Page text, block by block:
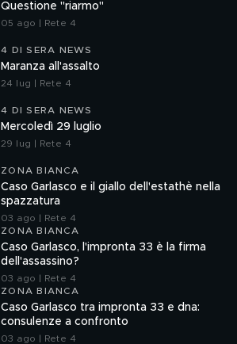
Questione "riarmo"
05 ago | Rete 4
4 DI SERA NEWS
Maranza all'assalto
24 lug | Rete 4
4 DI SERA NEWS
Mercoledì 29 luglio
29 lug | Rete 4
ZONA BIANCA
Caso Garlasco e il giallo dell'estathè nella
spazzatura
03 ago | Rete 4
ZONA BIANCA
Caso Garlasco, l'impronta 33 è la firma
dell'assassino?
03 ago | Rete 4
ZONA BIANCA
Caso Garlasco tra impronta 33 e dna:
consulenze a confronto
03 ago | Rete 4